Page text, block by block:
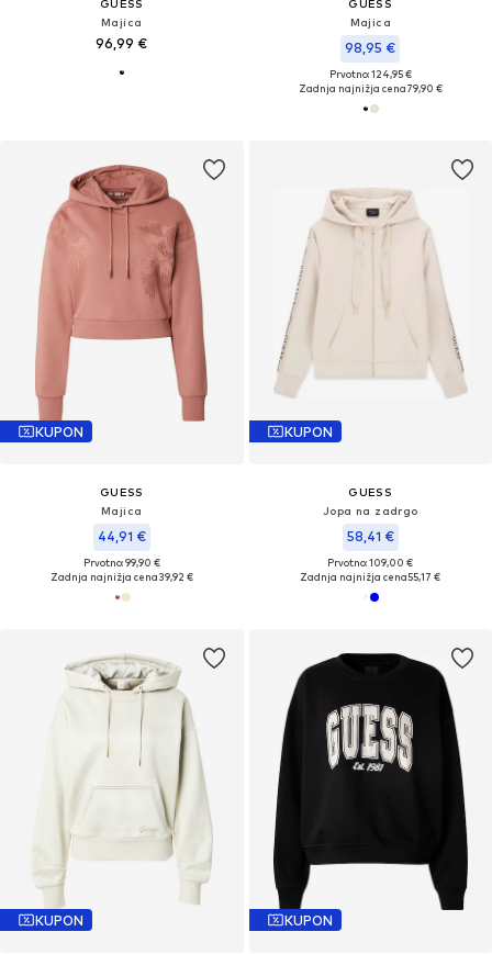
GUESS
Majica
96,99 €
GUESS
Majica
98,95 €
Prvotno: 124,95 €
Zadnja najnižja cena79,90 €
KUPON
GUESS
Majica
44,91 €
Prvotno: 99,90 €
Zadnja najnižja cena39,92 €
KUPON
GUESS
Jopa na zadrgo
58,41 €
Prvotno: 109,00 €
Zadnja najnižja cena55,17 €
KUPON KUPON